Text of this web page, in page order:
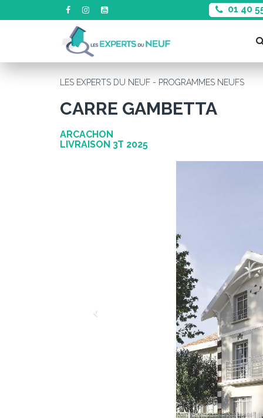
01 40
LES EXPERTS DU NEUF - PROGRAMMES NEUFS
CARRE GAMBETTA
ARCACHON
LIVRAISON 3T 2025
Précédent